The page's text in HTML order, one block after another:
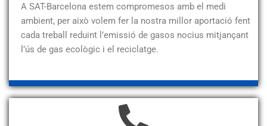
A SAT-Barcelona estem compromesos amb el medi
ambient, per això volem fer la nostra millor aportació fent
cada treball reduint l’emissió de gasos nocius mitjançant
l’ús de gas ecològic i el reciclatge.